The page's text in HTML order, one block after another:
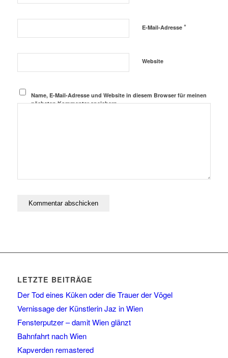
E-Mail-Adresse *
Website
Name, E-Mail-Adresse und Website in diesem Browser für meinen
nächsten Kommentar speichern.
LETZTE BEITRÄGE
Der Tod eines Küken oder die Trauer der Vögel
Vernissage der Künstlerin Jaz in Wien
Fensterputzer – damit Wien glänzt
Bahnfahrt nach Wien
Kapverden remastered